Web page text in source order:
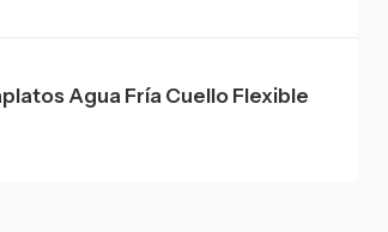
Agua Fría Cuello Flexible